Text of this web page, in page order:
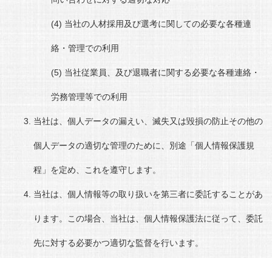
当社の人材採用及び選考に関しての必要な各種連
絡・管理での利用
当社従業員、及び退職者に関する必要な各種連絡・
労務管理等での利用
当社は、個人データの漏えい、滅失又は毀損の防止その他の
個人データの適切な管理のために、別途「個人情報保護規
程」を定め、これを遵守します。
当社は、個人情報等の取り扱いを第三者に委託することがあ
ります。この場合、当社は、個人情報保護法に従って、委託
先に対する必要かつ適切な監督を行います。